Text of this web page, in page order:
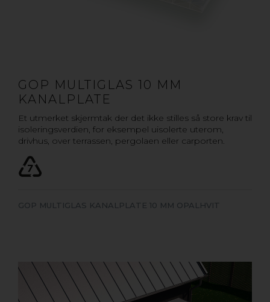
GOP MULTIGLAS 10 MM
KANALPLATE
Et utmerket skjermtak der det ikke stilles så store krav til
isoleringsverdien, for eksempel uisolerte uterom,
drivhus, over terrassen, pergolaen eller carporten.
GOP MULTIGLAS KANALPLATE 10 MM OPALHVIT